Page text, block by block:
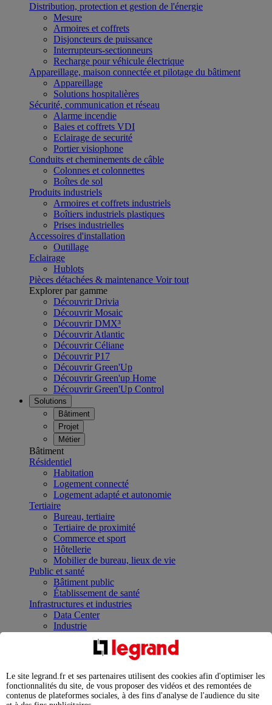
Distribution, protection et gestion de l'énergie
Mesure
Armoires et coffrets
Disjoncteurs de puissance
Interrupteurs-sectionneurs
Recharge pour véhicule électrique
Appareillage, maison connectée et pilotage du bâtiment
Appareillage
Solutions hospitalières
Sécurité, communication et réseau
Alarme incendie
Baies et coffrets VDI
Eclairage de securité
Portier visiophone
Conduits et cheminements de câble
Colonnes et colonnettes
Boîtes de sol
Produits industriels
Armoires et coffrets industriels
Boîtiers industriels plastiques
Prises industrielles
Accessoires d'installation
Outillage
Eclairage
Hublots
Pièces détachées & maintenance Voir tout
Explorer par gamme
Découvrir Drivia
Découvrir Mosaic
Découvrir DMX³
Découvrir Atlantic
Découvrir Céliane
Découvrir P17
Découvrir Green'Up
Découvrir Green'up Home
Découvrir Green'Up Control
Solutions
Bâtiment
Projet
Métier
Bâtiment
Résidentiel
Habitation
Logement connecté
Logement adapté et autonomie
Tertiaire
Bureau, tertiaire
Tertiaire de proximité
Commerce et sport
Hôtellerie
Mobilier de bureau, lieux de vie
Public et santé
Bâtiment public
Établissement de santé
Infrastructures et industries
Data Center
Industrie
Infrastructures
Contrôler et planifier le fonctionnement des appareils
Répartir et optimiser son tableau électrique
Legrand Data Center Solutions : concentrer les
expertises au service de vos performances
Le site legrand.fr et ses partenaires utilisent des cookies afin d'optimiser les
fonctionnalités du site, de vous proposer des vidéos et des remontées de
contenus de plateformes sociales, à des fins d'analyse de l'audience du site